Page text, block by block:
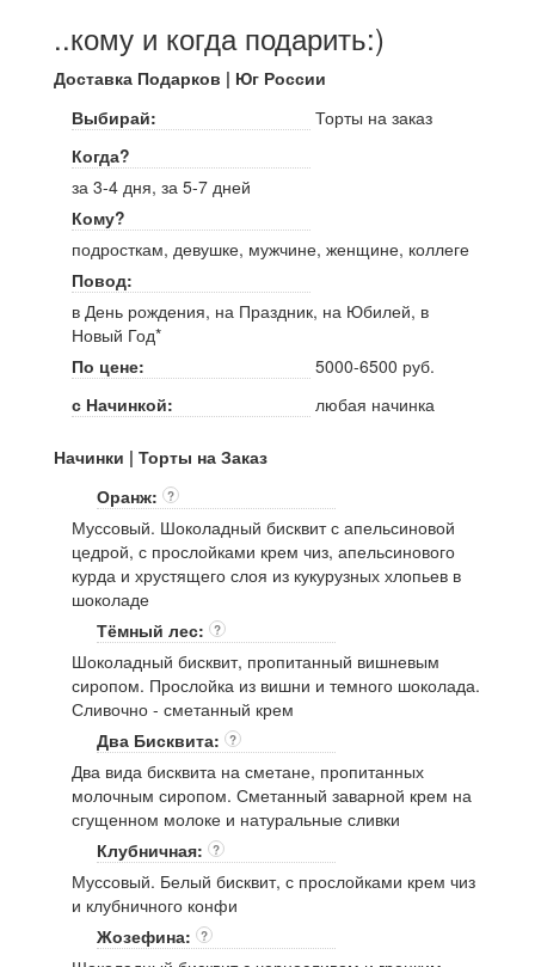
..кому и когда подарить:)
Доставка Подарков | Юг России
Выбирай:
Торты на заказ
Когда?
за 3-4 дня, за 5-7 дней
Кому?
подросткам, девушке, мужчине, женщине, коллеге
Повод:
в День рождения, на Праздник, на Юбилей, в
Новый Год*
По цене:
5000-6500 руб.
с Начинкой:
любая начинка
Начинки | Торты на Заказ
Оранж:
?
Муссовый. Шоколадный бисквит с апельсиновой
цедрой, с прослойками крем чиз, апельсинового
курда и хрустящего слоя из кукурузных хлопьев в
шоколаде
Тёмный лес:
?
Шоколадный бисквит, пропитанный вишневым
сиропом. Прослойка из вишни и темного шоколада.
Сливочно - сметанный крем
Два Бисквита:
?
Два вида бисквита на сметане, пропитанных
молочным сиропом. Сметанный заварной крем на
сгущенном молоке и натуральные сливки
Клубничная:
?
Муссовый. Белый бисквит, с прослойками крем чиз
и клубничного конфи
Жозефина:
?